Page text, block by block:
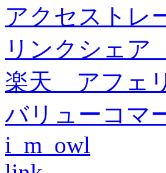
アクセスト
リンクシェ
楽天 アフェ
バリューコ
i_m_owl